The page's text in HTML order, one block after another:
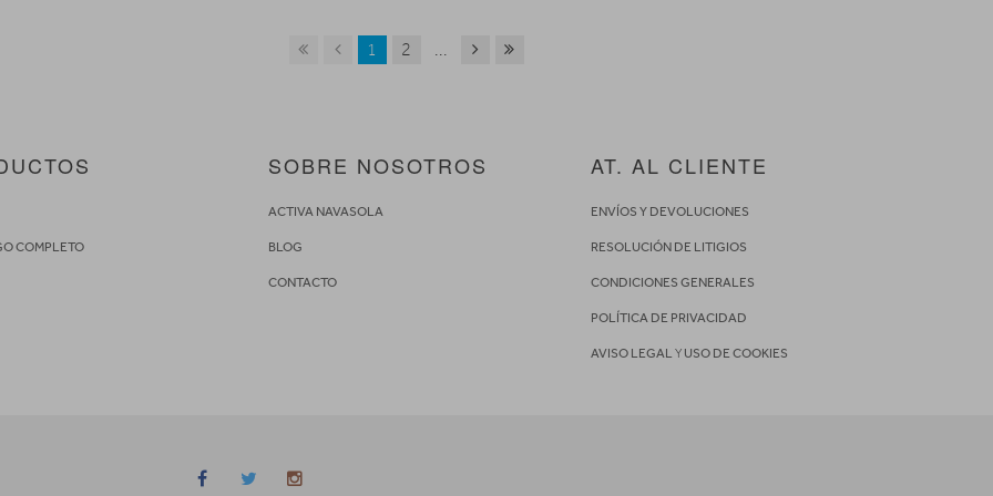
1 2
COMPLETO
SOBRE NOSOTROS
ACTIVA NAVASOLA
BLOG
CONTACTO
AT. AL CLIENTE
ENVÍOS Y DEVOLUCIONES
RESOLUCIÓN DE LITIGIOS
CONDICIONES GENERALES
POLÍTICA DE PRIVACIDAD
AVISO LEGAL Y USO DE COOKIES